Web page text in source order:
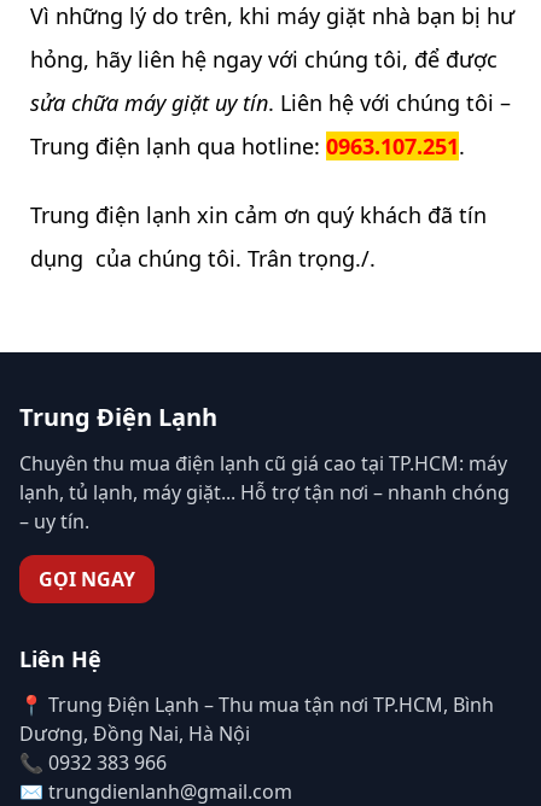
Vì những lý do trên, khi máy giặt nhà bạn bị hư
hỏng, hãy liên hệ ngay với chúng tôi, để được
sửa chữa máy giặt uy tín. Liên hệ với chúng tôi –
Trung điện lạnh qua hotline:0963.107.251.
Trung điện lạnh xin cảm ơn quý khách đã tín
dụng của chúng tôi. Trân trọng./.
Trung Điện Lạnh
Chuyên thu mua điện lạnh cũ giá cao tại TP.HCM: máy
lạnh, tủ lạnh, máy giặt... Hỗ trợ tận nơi – nhanh chóng
– uy tín.
GỌI NGAY
Liên Hệ
📍 Trung Điện Lạnh – Thu mua tận nơi TP.HCM, Bình
Dương, Đồng Nai, Hà Nội
📞 0932 383 966
✉️ trungdienlanh@gmail.com